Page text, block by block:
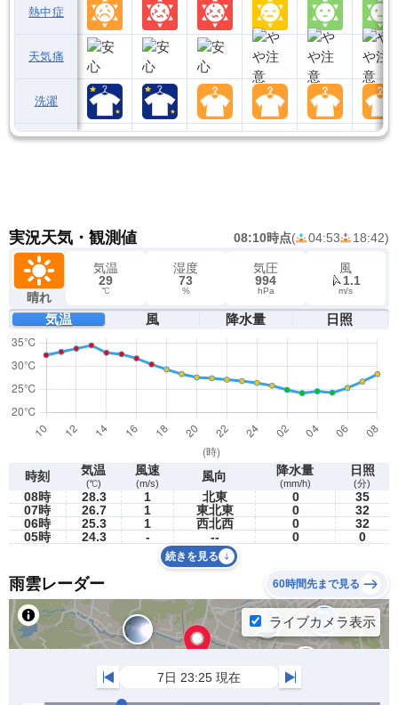
熱中症
天気痛
洗濯
実況天気・観測値 08:10時点( 04:53 18:42)
晴れ
気温
29
℃
湿度
73
%
気圧
994
hPa
風
1.1
m/s
気温 風 降水量 日照
時刻 気温
(℃)
風速
(m/s) 風向 降水量
(mm/h)
日照
(分)
08時 28.3 1 北東 0
35
07時
26.7 1 東北東 0
32
06時
25.3 1 西北西 0
32
05時
24.3 - -- 0 0
続きを見る
雨雲レーダー 60時間先まで見る